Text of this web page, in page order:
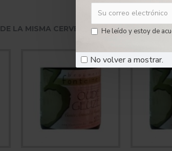
He leído y estoy de
No volver a mostrar.
DE LA MISMA CERVECERA